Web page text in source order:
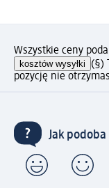
Wszystkie ceny
kosztów wysyłki (§)
pozycję nie
Jak